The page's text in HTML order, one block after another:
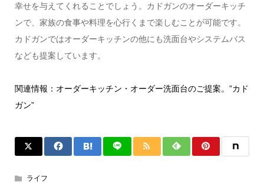
幸せを与えてくれることでしょう。カドガンのオーダーキッチ
ンで、家族の食事や料理を心行くまで楽しむことが可能です。
カドガンではオーダーキッチンの他にも洗面台やシステムバス
なども提案しています。
関連情報：オーダーキッチン・オーダー洗面台のご提案。”カド
ガン”
ライフ